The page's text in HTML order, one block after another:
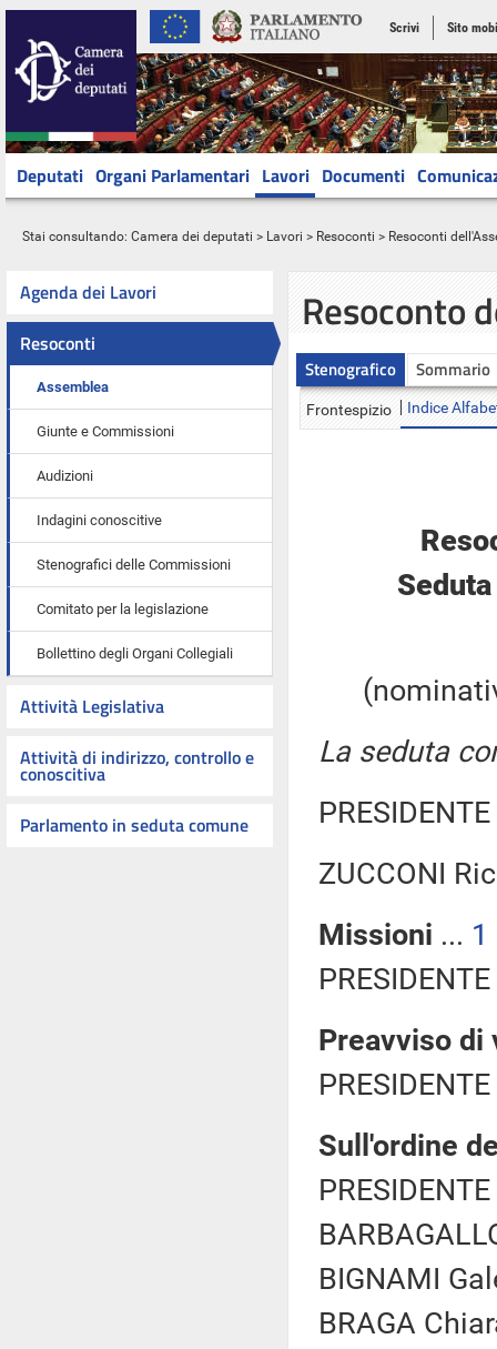
Scrivi Sito
Deputati Organi Parlamentari Lavori Documenti
Stai consultando: Camera dei deputati > Lavori > Resoconti > Resoconti
Agenda dei Lavori
Resoconti
Assemblea
Giunte e Commissioni
Audizioni
Indagini conoscitive
Stenografici delle Commissioni
Comitato per la legislazione
Bollettino degli Organi Collegiali
Attività Legislativa
Attività di indirizzo, controllo e
conoscitiva
Parlamento in seduta comune
Resoconto
Stenografico Sommario
Frontespizio Indice
La seduta
ZUCCONI
Missioni ... 1
Preavviso di
Sull'ordine
BIGNAMI
BRAGA